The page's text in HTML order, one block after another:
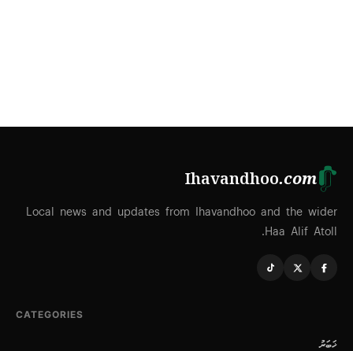
Ihavandhoo.com
Local news and updates from Ihavandhoo and the wider
Haa Alif Atoll.
CATEGORIES
ޚަބަރު